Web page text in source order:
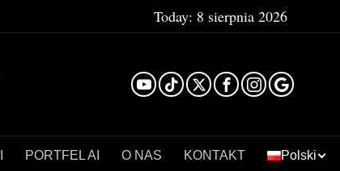
Today: 8 sierpnia 2026
PORTFEL AI O NAS KONTAKT Polski